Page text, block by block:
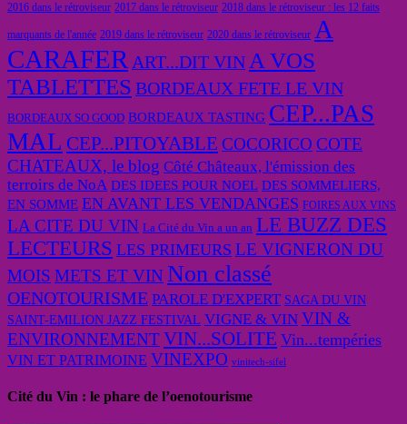
2016 dans le rétroviseur 2017 dans le rétroviseur 2018 dans le rétroviseur : les 12 faits
marquants de l'année 2019 dans le rétroviseur 2020 dans le rétroviseur A
CARAFER ART...DIT VIN A VOS
TABLETTES BORDEAUX FETE LE VIN
BORDEAUX SO GOOD BORDEAUX TASTING CEP...PAS
MAL CEP...PITOYABLE COCORICO COTE
CHATEAUX, le blog Côté Châteaux, l'émission des
terroirs de NoA DES IDEES POUR NOEL DES SOMMELIERS,
EN SOMME EN AVANT LES VENDANGES FOIRES AUX VINS
LA CITE DU VIN La Cité du Vin a un an LE BUZZ DES
LECTEURS LES PRIMEURS LE VIGNERON DU
MOIS METS ET VIN Non classé
OENOTOURISME PAROLE D'EXPERT SAGA DU VIN
SAINT-EMILION JAZZ FESTIVAL VIGNE & VIN VIN &
ENVIRONNEMENTVIN...SOLITE Vin...tempéries
VIN ET PATRIMOINE VINEXPO vinitech-sifel
Cité du Vin : le phare de l’oenotourisme